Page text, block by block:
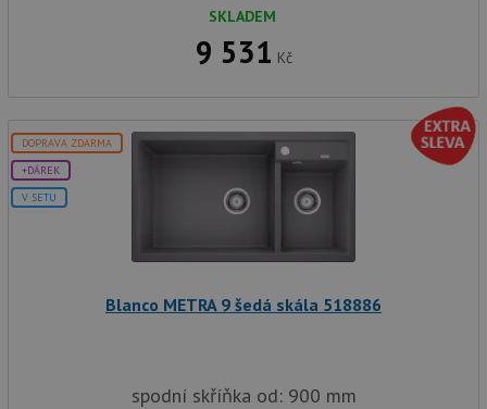
SKLADEM
9 531 Kč
DOPRAVA ZDARMA
+DÁREK
V SETU
Blanco METRA 9 šedá skála 518886
spodní skříňka od: 900 mm